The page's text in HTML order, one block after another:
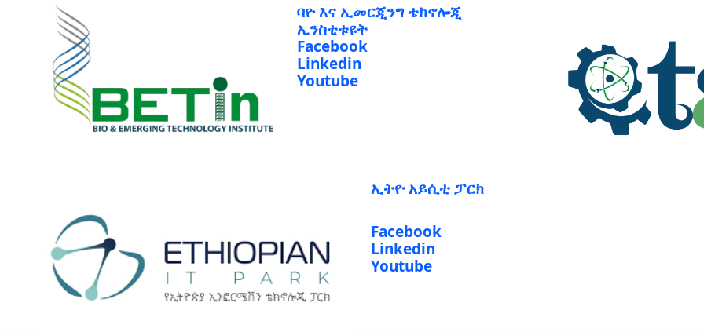
ባዮ እና ኢመርጂንግ ቴክኖሎጂ
ኢንስቲቱዩት
Facebook
Linkedin
Youtube
ኢትዮ አይሲቲ ፓርክ
Facebook
Linkedin
Youtube